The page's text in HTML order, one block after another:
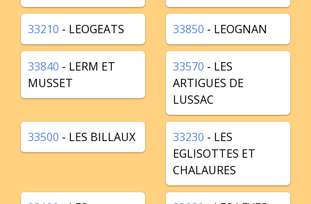
33210 - LEOGEATS 33850 - LEOGNAN
33840 - LERM ET
MUSSET
33570 - LES
ARTIGUES DE
LUSSAC
33500 - LES BILLAUX 33230 - LES
EGLISOTTES ET
CHALAURES